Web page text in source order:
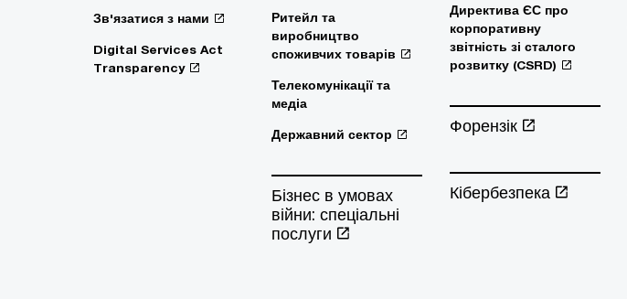
Зв'язатися з нами
Digital Services Act
Transparency
Ритейл та
виробництво
споживчих товарів
Телекомунікації та
медіа
Державний сектор
Бізнес в умовах
війни: спеціальні
послуги
Директива ЄС про
корпоративну
звітність зі сталого
розвитку (CSRD)
Форензік
Кібербезпека